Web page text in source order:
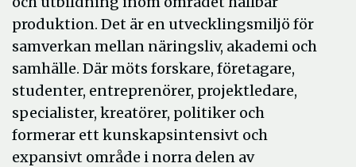
produktion. Det är en utvecklingsmiljö för
samverkan mellan näringsliv, akademi och
samhälle. Där möts forskare, företagare,
studenter, entreprenörer, projektledare,
specialister, kreatörer, politiker och
formerar ett kunskapsintensivt och
expansivt område i norra delen av